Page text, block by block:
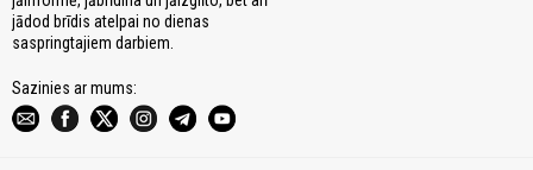
jādod brīdis atelpai no dienas
saspringtajiem darbiem.
Sazinies ar mums: